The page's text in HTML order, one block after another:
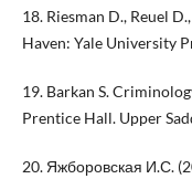
18. Riesman D., Reuel
Haven: Yale University
19. Barkan S.
Prentice Hall. Upper
20. Яжборовская И.С.